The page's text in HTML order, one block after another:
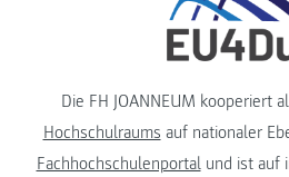
Die FH JOANNEUM kooperiert
Hochschulraums auf nationaler
Fachhochschulenportalund ist auf